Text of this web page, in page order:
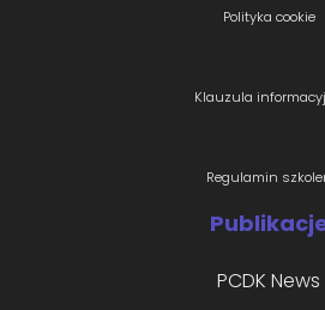
Polityka cookie
Klauzula
Regulamin
PCDK News